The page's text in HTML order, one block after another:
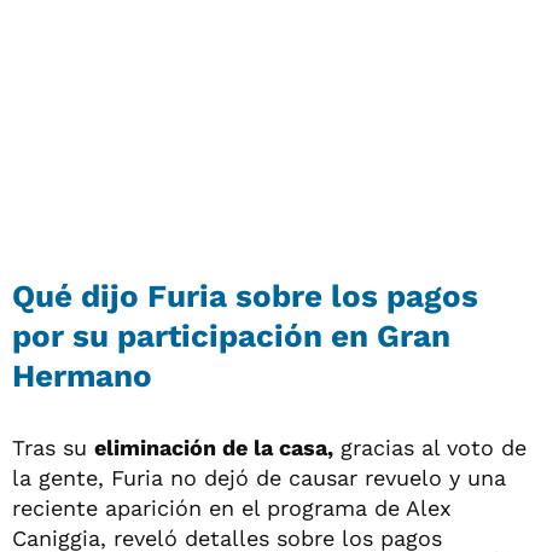
Qué dijo Furia sobre los pagos
por su participación en Gran
Hermano
Tras su eliminación de la casa, gracias al voto de
la gente, Furia no dejó de causar revuelo y una
reciente aparición en el programa de Alex
Caniggia, reveló detalles sobre los pagos